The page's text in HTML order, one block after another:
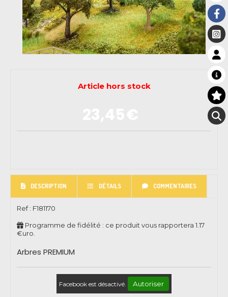
Article hors stock
DESCRIPTION DÉTAILS COMMENTAIRES
Ref : F181170
Programme de fidélité : ce produit vous rapportera 1.17
€uro.
Arbres PREMIUM
Facebook est désactivé. Autoriser